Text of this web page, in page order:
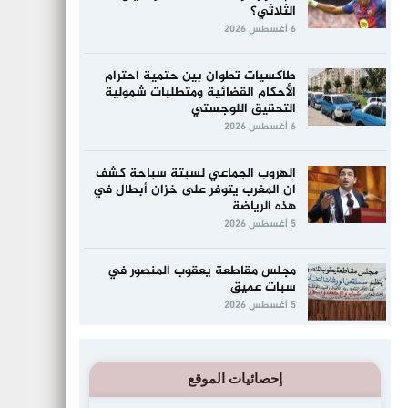
الثلاثي؟
6 أغسطس 2026
طاكسيات تطوان بين حتمية احترام
الأحكام القضائية ومتطلبات شمولية
التحقيق اللوجستي
6 أغسطس 2026
الهروب الجماعي لسبتة سباحة كشف
ان المغرب يتوفر على خزان أبطال في
هذه الرياضة
5 أغسطس 2026
مجلس مقاطعة يعقوب المنصور في
سبات عميق
5 أغسطس 2026
إحصائيات الموقع